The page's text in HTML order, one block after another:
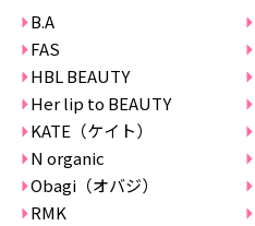
B.A
FAS
HBL BEAUTY
Her lip to BEAUTY
KATE（ケイト）
N organic
Obagi（オバジ）
RMK